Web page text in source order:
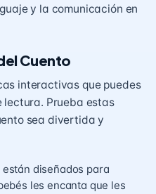
y la comunicación en
Cuento
interactivas que puedes
lectura. Prueba estas
sea divertida y
diseñados para
les encanta que les